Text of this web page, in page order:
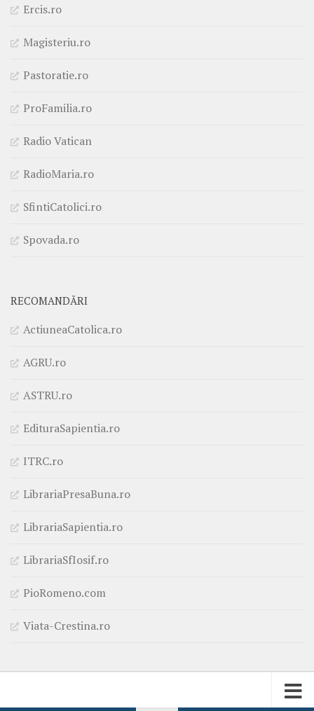
Ercis.ro
Magisteriu.ro
Pastoratie.ro
ProFamilia.ro
Radio Vatican
RadioMaria.ro
SfintiCatolici.ro
Spovada.ro
RECOMANDĂRI
ActiuneaCatolica.ro
AGRU.ro
ASTRU.ro
EdituraSapientia.ro
ITRC.ro
LibrariaPresaBuna.ro
LibrariaSapientia.ro
LibrariaSfIosif.ro
PioRomeno.com
Viata-Crestina.ro